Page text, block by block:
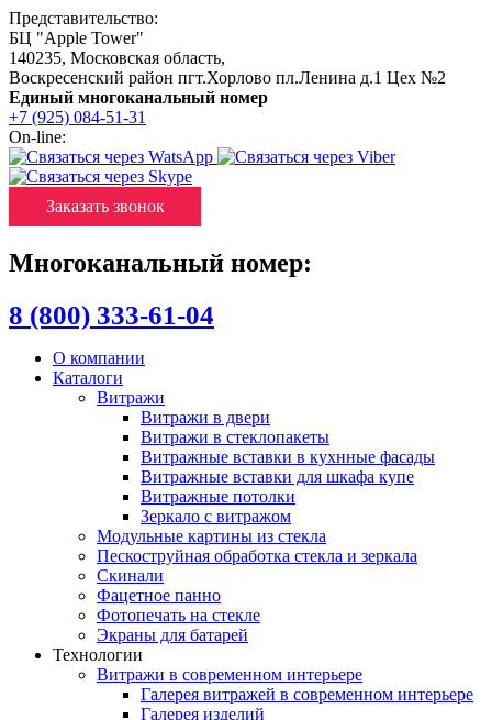
Представительство:
БЦ "Apple Tower"
140235, Московская область,
Воскресенский район пгт.Хорлово пл.Ленина д.1 Цех №2
Единый многоканальный номер
+7 (925) 084-51-31
On-line:
Заказать звонок
Многоканальный номер:
8 (800) 333-61-04
О компании
Каталоги
Витражи
Витражи в двери
Витражи в стеклопакеты
Витражные вставки в кухнные фасады
Витражные вставки для шкафа купе
Витражные потолки
Зеркало с витражом
Модульные картины из стекла
Пескоструйная обработка стекла и зеркала
Скинали
Фацетное панно
Фотопечать на стекле
Экраны для батарей
Технологии
Витражи в современном интерьере
Галерея витражей в современном интерьере
Галерея изделий